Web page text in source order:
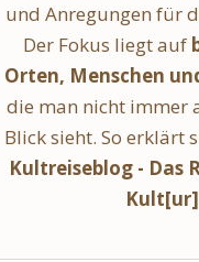
und Anregungen für
Der Fokus liegt auf
Orten, Menschen
die man nicht immer
Blick sieht. So erklärt
Kultreiseblog - Das
Kult[ur]